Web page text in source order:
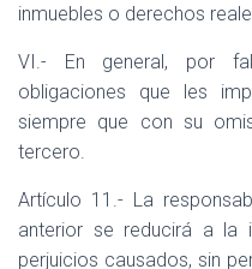
inmuebles o derechos
VI.- En general, por
obligaciones que les
siempre que con su
tercero.
Artículo 11.- La
anterior se reducirá a la
perjuicios causados, sin